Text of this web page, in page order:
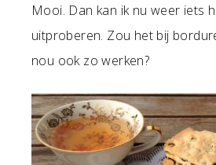
Mooi. Dan kan ik nu weer iets
uitproberen. Zou het bij
nou ook zo werken?